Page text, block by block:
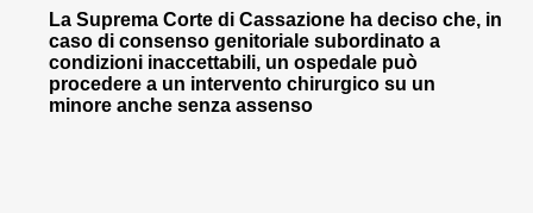
La Suprema Corte di Cassazione ha deciso che, in
caso di consenso genitoriale subordinato a
condizioni inaccettabili, un ospedale può
procedere a un intervento chirurgico su un
minore anche senza assenso